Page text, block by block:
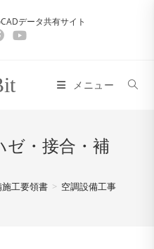
データ共有サイト
メニュー
ゼ・接合・補
施工要領書 > 空調設備工事